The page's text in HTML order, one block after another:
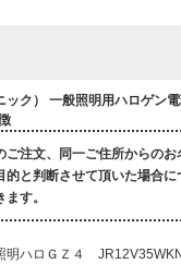
ク） 一般照明用ハロゲン
ご注文、同一ご住所からの
的と判断させて頂いた場合
す。
明ハロＧＺ４